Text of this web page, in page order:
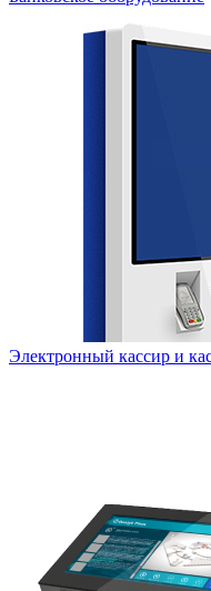
Электронный кассир и